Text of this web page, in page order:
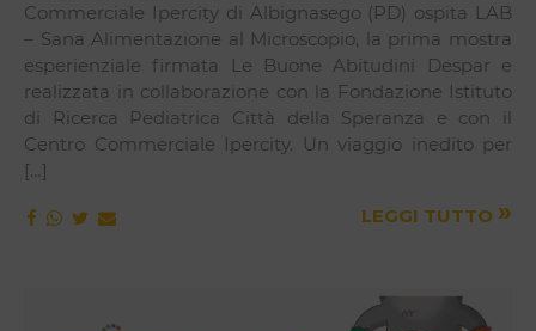
Commerciale Ipercity di Albignasego (PD) ospita LAB
– Sana Alimentazione al Microscopio, la prima mostra
esperienziale firmata Le Buone Abitudini Despar e
realizzata in collaborazione con la Fondazione Istituto
di Ricerca Pediatrica Città della Speranza e con il
Centro Commerciale Ipercity. Un viaggio inedito per
[…]
LEGGI TUTTO »